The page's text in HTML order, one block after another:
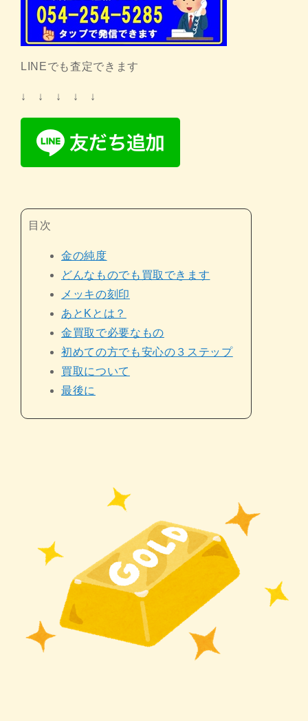
LINEでも査定できます
↓ ↓ ↓ ↓ ↓
目次
金の純度
どんなものでも買取できます
メッキの刻印
あとKとは？
金買取で必要なもの
初めての方でも安心の３ステップ
買取について
最後に